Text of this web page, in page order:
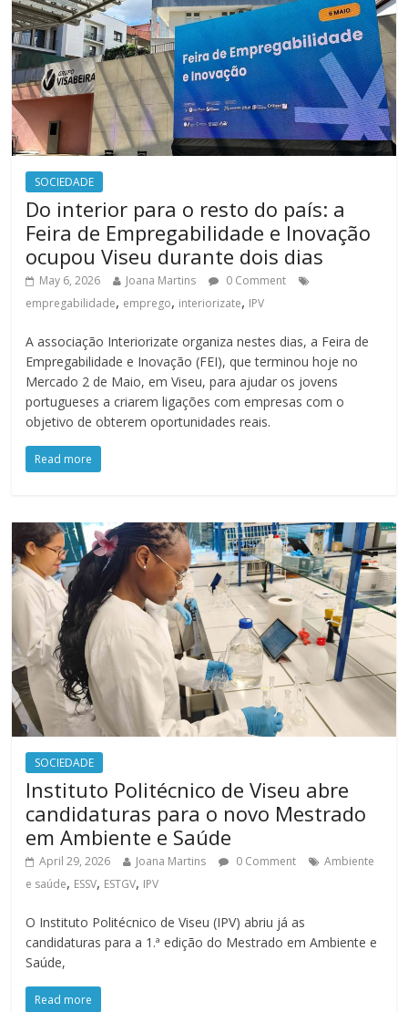
SOCIEDADE
Do interior para o resto do país: a
Feira de Empregabilidade e Inovação
ocupou Viseu durante dois dias
May 6, 2026 Joana Martins
0 Comment
empregabilidade, emprego, interiorizate, IPV
A associação Interiorizate organiza nestes dias, a Feira de
Empregabilidade e Inovação (FEI), que terminou hoje no
Mercado 2 de Maio, em Viseu, para ajudar os jovens
portugueses a criarem ligações com empresas com o
objetivo de obterem oportunidades reais.
Read more
SOCIEDADE
Instituto Politécnico de Viseu abre
candidaturas para o novo Mestrado
em Ambiente e Saúde
April 29, 2026 Joana Martins 0 Comment
Ambiente
e saúde, ESSV, ESTGV, IPV
O Instituto Politécnico de Viseu (IPV) abriu já as
candidaturas para a 1.ª edição do Mestrado em Ambiente e
Saúde,
Read more